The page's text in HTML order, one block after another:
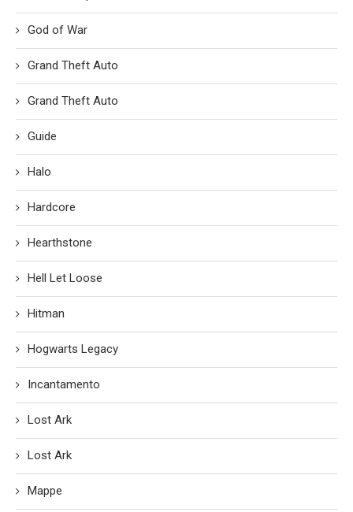
God of War
Grand Theft Auto
Grand Theft Auto
Guide
Halo
Hardcore
Hearthstone
Hell Let Loose
Hitman
Hogwarts Legacy
Incantamento
Lost Ark
Lost Ark
Mappe